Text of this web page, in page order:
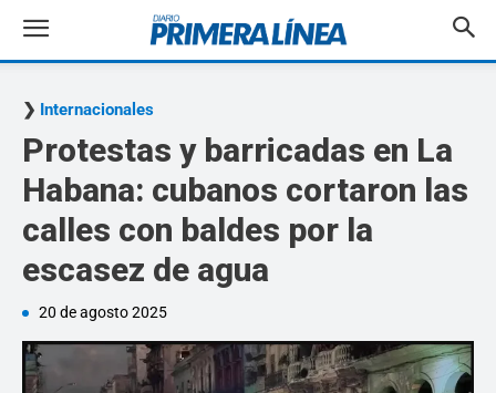
Internacionales
Protestas y barricadas en La
Habana: cubanos cortaron las
calles con baldes por la
escasez de agua
20 de agosto 2025